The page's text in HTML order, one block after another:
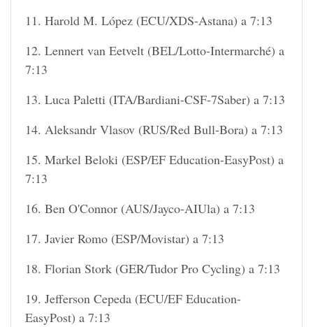
11. Harold M. López (ECU/XDS-Astana) a 7:13
12. Lennert van Eetvelt (BEL/Lotto-Intermarché) a
7:13
13. Luca Paletti (ITA/Bardiani-CSF-7Saber) a 7:13
14. Aleksandr Vlasov (RUS/Red Bull-Bora) a 7:13
15. Markel Beloki (ESP/EF Education-EasyPost) a
7:13
16. Ben O'Connor (AUS/Jayco-AIUla) a 7:13
17. Javier Romo (ESP/Movistar) a 7:13
18. Florian Stork (GER/Tudor Pro Cycling) a 7:13
19. Jefferson Cepeda (ECU/EF Education-
EasyPost) a 7:13